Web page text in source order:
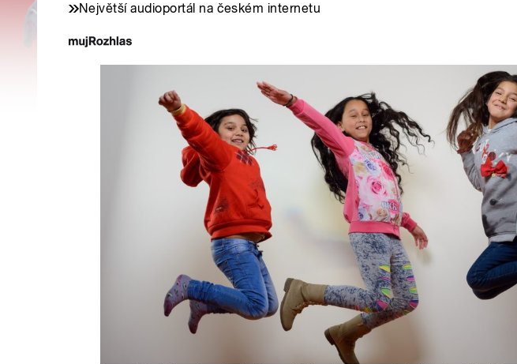
Největší audioportál na českém internetu